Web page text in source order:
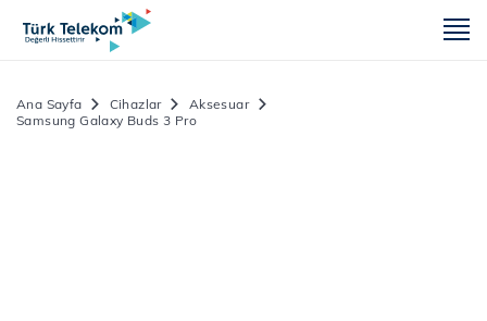
Ana Sayfa Cihazlar
Aksesuar
Samsung Galaxy Buds 3 Pro